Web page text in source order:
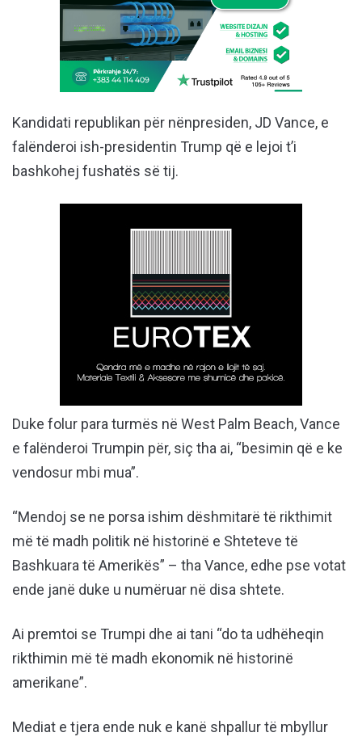
Kandidati republikan për nënpresiden, JD Vance, e
falënderoi ish-presidentin Trump që e lejoi t’i
bashkohej fushatës së tij.
Duke folur para turmës në West Palm Beach, Vance
e falënderoi Trumpin për, siç tha ai, “besimin që e ke
vendosur mbi mua”.
“Mendoj se ne porsa ishim dëshmitarë të rikthimit
më të madh politik në historinë e Shteteve të
Bashkuara të Amerikës” – tha Vance, edhe pse votat
ende janë duke u numëruar në disa shtete.
Ai premtoi se Trumpi dhe ai tani “do ta udhëheqin
rikthimin më të madh ekonomik në historinë
amerikane”.
Mediat e tjera ende nuk e kanë shpallur të mbyllur